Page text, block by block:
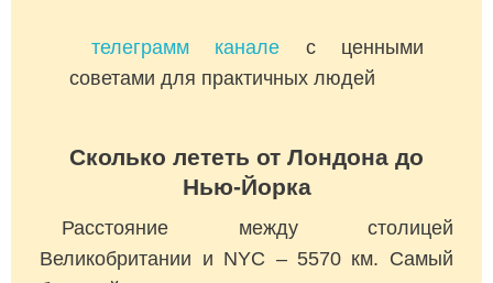
телеграмм канале с ценными
советами для практичных людей
Сколько лететь от Лондона до
Нью-Йорка
Расстояние между столицей
Великобритании и NYC – 5570 км. Самый